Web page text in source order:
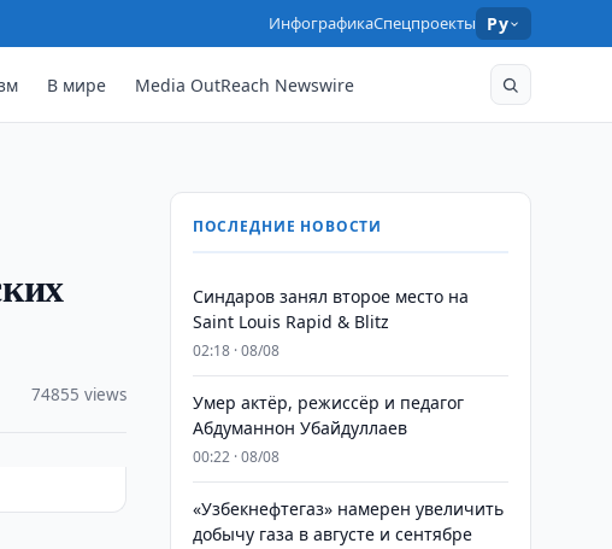
ИнфографикаСпецпроекты Ру
В мире Media OutReach Newswire
74855 views
ПОСЛЕДНИЕ НОВОСТИ
Синдаров занял второе место на
Saint Louis Rapid & Blitz
02:18 · 08/08
Умер актёр, режиссёр и педагог
Абдуманнон Убайдуллаев
00:22 · 08/08
«Узбекнефтегаз» намерен увеличить
добычу газа в августе и сентябре